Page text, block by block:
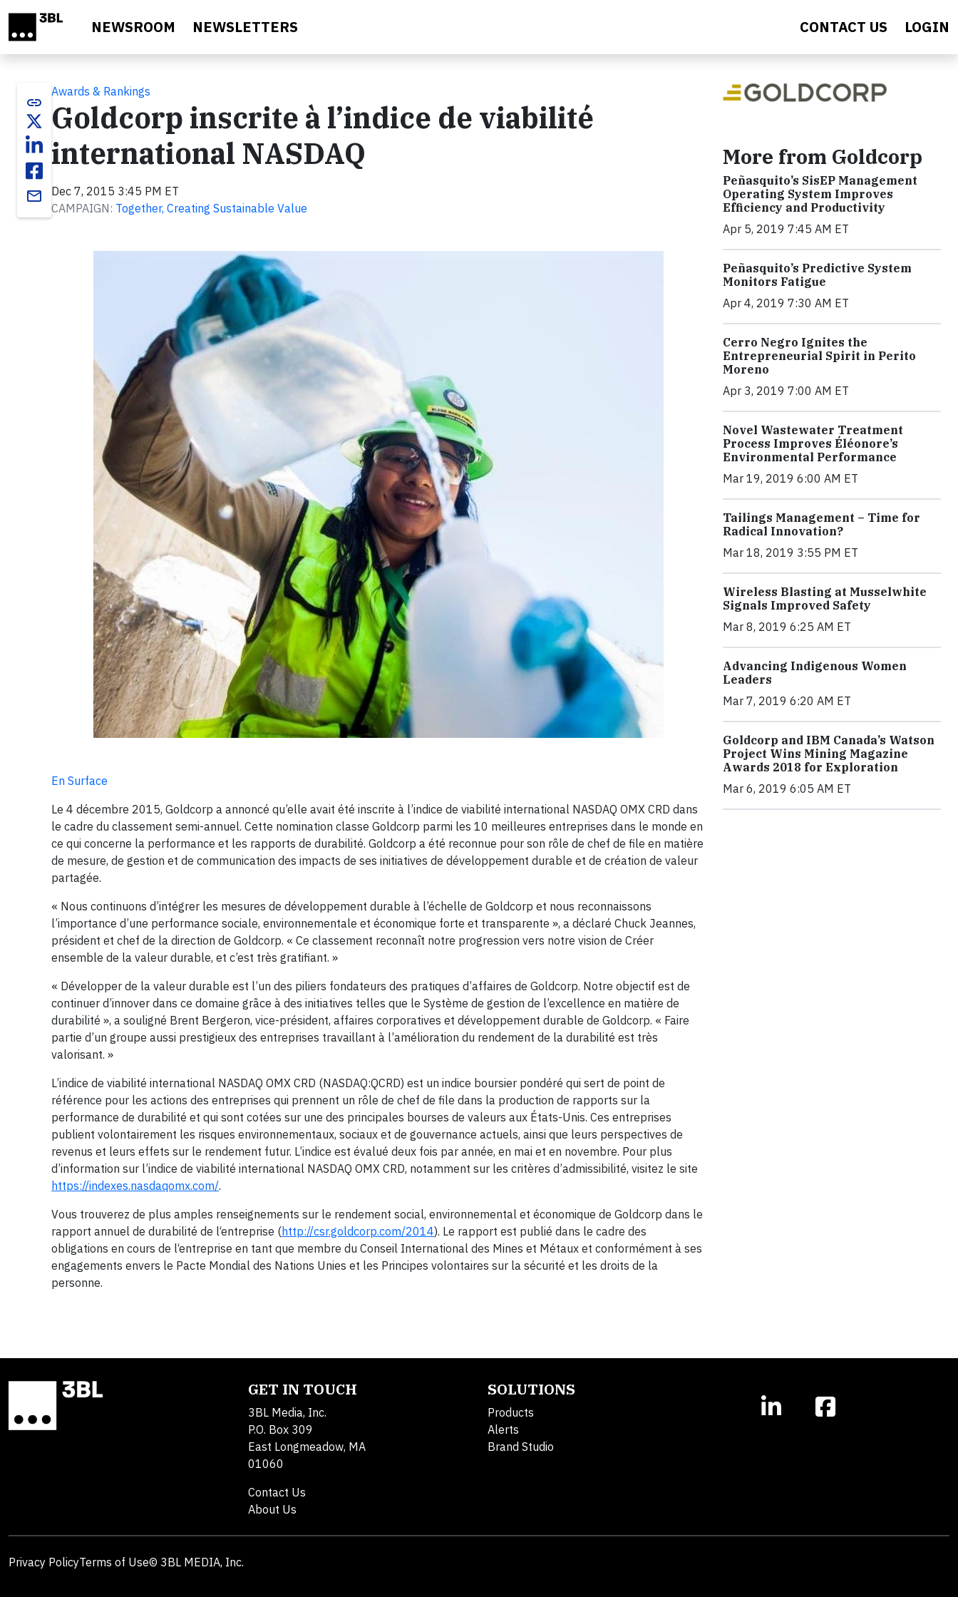
NEWSROOM NEWSLETTERS CONTACT US LOGIN
link
email
Awards & Rankings
Goldcorp inscrite à l’indice de viabilité
international NASDAQ
Dec 7, 2015 3:45 PM ET
CAMPAIGN: Together, Creating Sustainable Value
En Surface
Le 4 décembre 2015, Goldcorp a annoncé qu’elle avait été inscrite à l’indice de viabilité international NASDAQ OMX CRD dans
le cadre du classement semi-annuel. Cette nomination classe Goldcorp parmi les 10 meilleures entreprises dans le monde en
ce qui concerne la performance et les rapports de durabilité. Goldcorp a été reconnue pour son rôle de chef de file en matière
de mesure, de gestion et de communication des impacts de ses initiatives de développement durable et de création de valeur
partagée.
« Nous continuons d’intégrer les mesures de développement durable à l’échelle de Goldcorp et nous reconnaissons
l’importance d’une performance sociale, environnementale et économique forte et transparente », a déclaré Chuck Jeannes,
président et chef de la direction de Goldcorp. « Ce classement reconnaît notre progression vers notre vision de Créer
ensemble de la valeur durable, et c’est très gratifiant. »
« Développer de la valeur durable est l’un des piliers fondateurs des pratiques d’affaires de Goldcorp. Notre objectif est de
continuer d’innover dans ce domaine grâce à des initiatives telles que le Système de gestion de l’excellence en matière de
durabilité », a souligné Brent Bergeron, vice-président, affaires corporatives et développement durable de Goldcorp. « Faire
partie d’un groupe aussi prestigieux des entreprises travaillant à l’amélioration du rendement de la durabilité est très
valorisant. »
L’indice de viabilité international NASDAQ OMX CRD (NASDAQ:QCRD) est un indice boursier pondéré qui sert de point de
référence pour les actions des entreprises qui prennent un rôle de chef de file dans la production de rapports sur la
performance de durabilité et qui sont cotées sur une des principales bourses de valeurs aux États-Unis. Ces entreprises
publient volontairement les risques environnementaux, sociaux et de gouvernance actuels, ainsi que leurs perspectives de
revenus et leurs effets sur le rendement futur. L’indice est évalué deux fois par année, en mai et en novembre. Pour plus
d’information sur l’indice de viabilité international NASDAQ OMX CRD, notamment sur les critères d’admissibilité, visitez le site
https://indexes.nasdaqomx.com/.
Vous trouverez de plus amples renseignements sur le rendement social, environnemental et économique de Goldcorp dans le
rapport annuel de durabilité de l‘entreprise (http://csr.goldcorp.com/2014). Le rapport est publié dans le cadre des
obligations en cours de l‘entreprise en tant que membre du Conseil International des Mines et Métaux et conformément à ses
engagements envers le Pacte Mondial des Nations Unies et les Principes volontaires sur la sécurité et les droits de la
personne.
More from Goldcorp
Peñasquito’s SisEP Management
Operating System Improves
Efficiency and Productivity
Apr 5, 2019 7:45 AM ET
Peñasquito’s Predictive System
Monitors Fatigue
Apr 4, 2019 7:30 AM ET
Cerro Negro Ignites the
Entrepreneurial Spirit in Perito
Moreno
Apr 3, 2019 7:00 AM ET
Novel Wastewater Treatment
Process Improves Éléonore’s
Environmental Performance
Mar 19, 2019 6:00 AM ET
Tailings Management – Time for
Radical Innovation?
Mar 18, 2019 3:55 PM ET
Wireless Blasting at Musselwhite
Signals Improved Safety
Mar 8, 2019 6:25 AM ET
Advancing Indigenous Women
Leaders
Mar 7, 2019 6:20 AM ET
Goldcorp and IBM Canada’s Watson
Project Wins Mining Magazine
Awards 2018 for Exploration
Mar 6, 2019 6:05 AM ET
GET IN TOUCH
3BL Media, Inc.
P.O. Box 309
East Longmeadow, MA
01060
Contact Us
About Us
SOLUTIONS
Products
Alerts
Brand Studio
Privacy PolicyTerms of Use© 3BL MEDIA, Inc.